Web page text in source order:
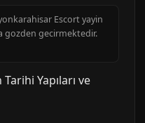
Escort yayin
gozden gecirmektedir.